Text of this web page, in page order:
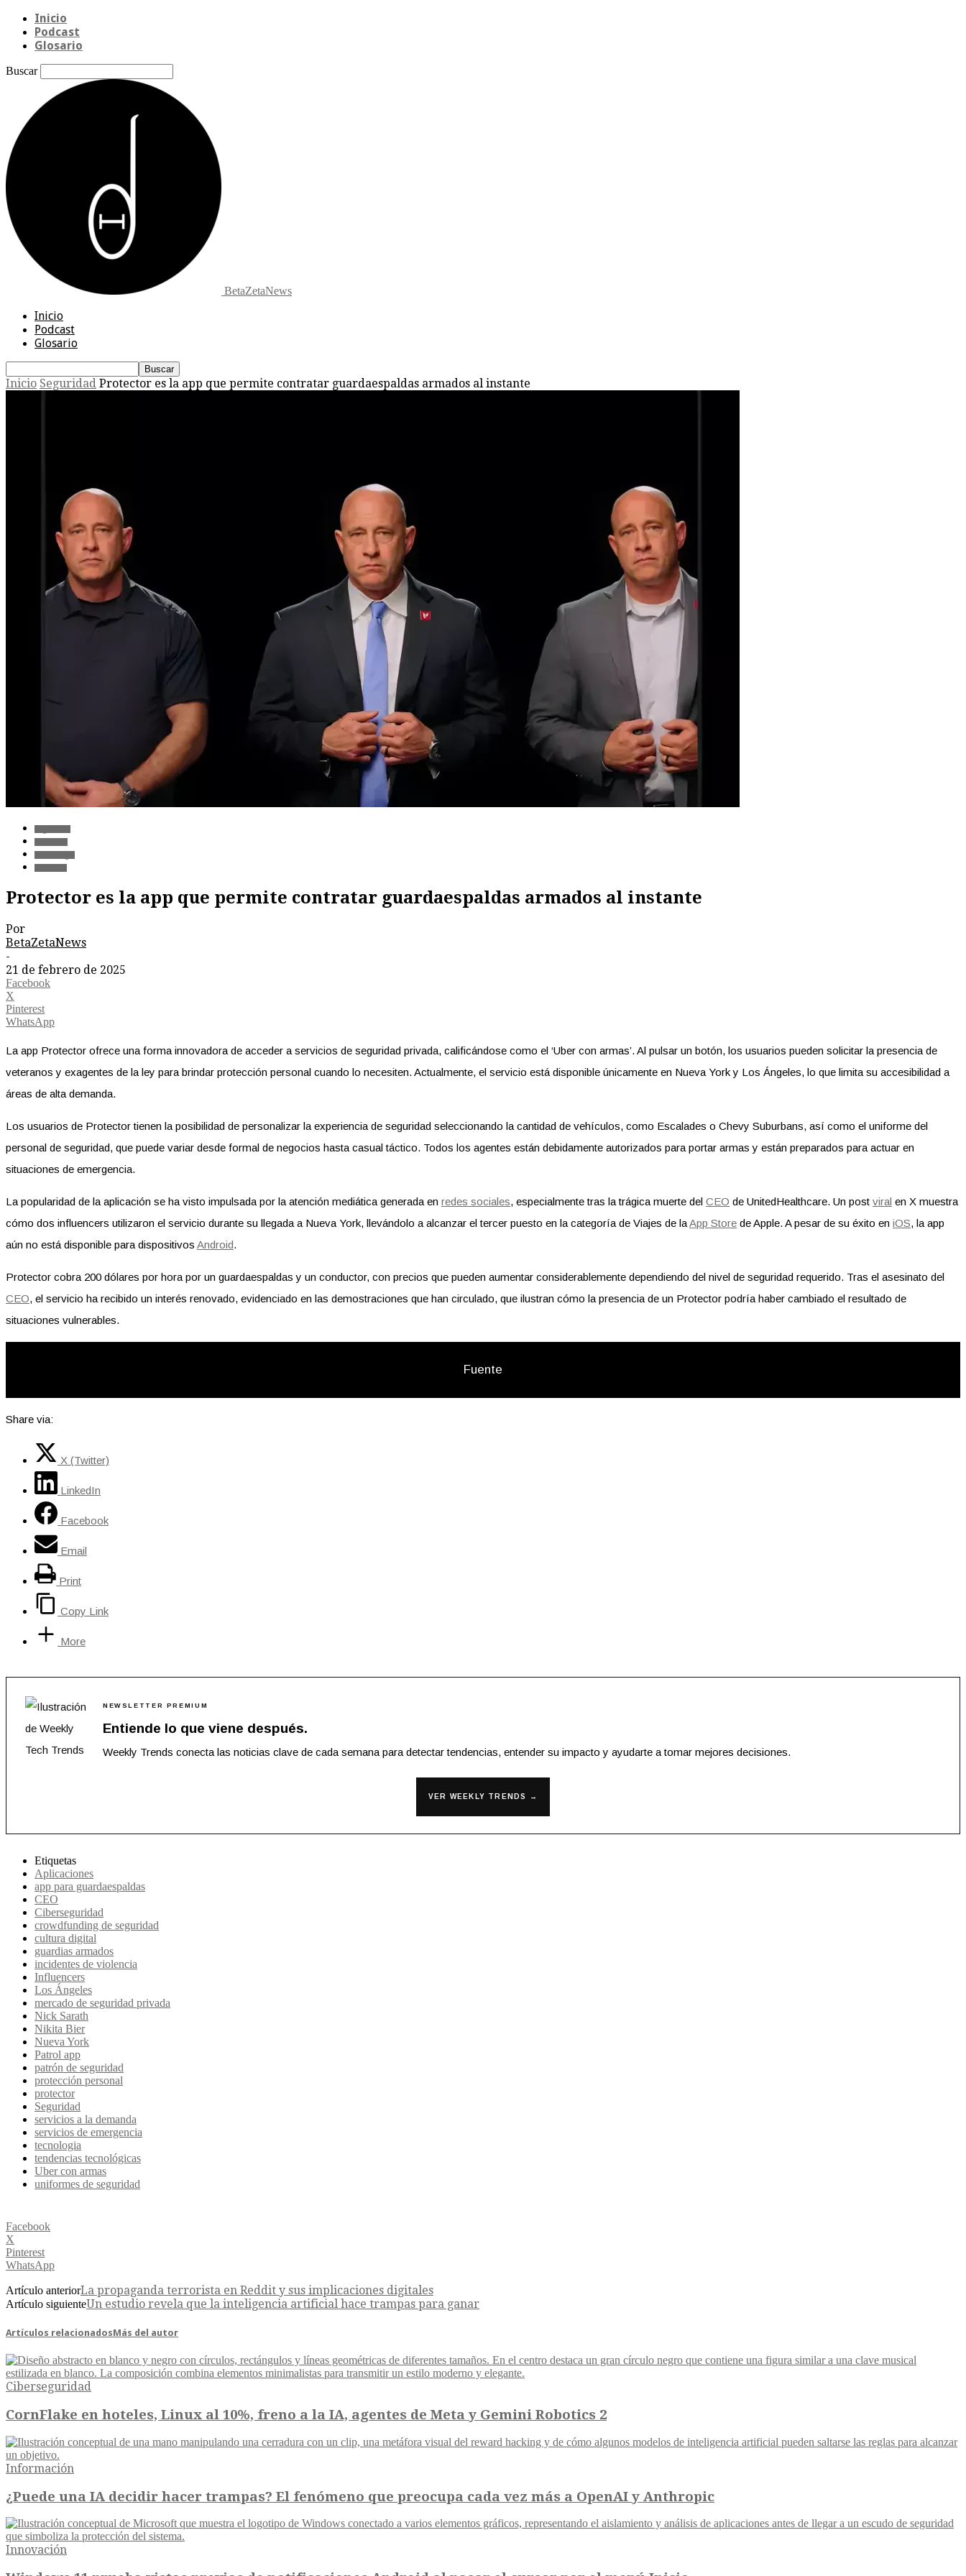
Inicio
Podcast
Glosario
Buscar
BetaZetaNews
Inicio
Podcast
Glosario
Inicio Seguridad Protector es la app que permite contratar guardaespaldas armados al instante
Protector es la app que permite contratar guardaespaldas armados al instante
Por
BetaZetaNews
-
21 de febrero de 2025
Facebook
X
Pinterest
WhatsApp
La app Protector ofrece una forma innovadora de acceder a servicios de seguridad privada, calificándose como el ‘Uber con armas’. Al pulsar un botón, los usuarios pueden solicitar la presencia de
veteranos y exagentes de la ley para brindar protección personal cuando lo necesiten. Actualmente, el servicio está disponible únicamente en Nueva York y Los Ángeles, lo que limita su accesibilidad a
áreas de alta demanda.
Los usuarios de Protector tienen la posibilidad de personalizar la experiencia de seguridad seleccionando la cantidad de vehículos, como Escalades o Chevy Suburbans, así como el uniforme del
personal de seguridad, que puede variar desde formal de negocios hasta casual táctico. Todos los agentes están debidamente autorizados para portar armas y están preparados para actuar en
situaciones de emergencia.
La popularidad de la aplicación se ha visto impulsada por la atención mediática generada en redes sociales, especialmente tras la trágica muerte del CEO de UnitedHealthcare. Un post viral en X muestra
cómo dos influencers utilizaron el servicio durante su llegada a Nueva York, llevándolo a alcanzar el tercer puesto en la categoría de Viajes de laApp Store de Apple. A pesar de su éxito en iOS, la app
aún no está disponible para dispositivos Android.
Protector cobra 200 dólares por hora por un guardaespaldas y un conductor, con precios que pueden aumentar considerablemente dependiendo del nivel de seguridad requerido. Tras el asesinato del
CEO, el servicio ha recibido un interés renovado, evidenciado en las demostraciones que han circulado, que ilustran cómo la presencia de un Protector podría haber cambiado el resultado de
situaciones vulnerables.
Fuente
Share via:
X (Twitter)
LinkedIn
Facebook
Email
Print
Copy Link
More
NEWSLETTER PREMIUM
Entiende lo que viene después.
Weekly Trends conecta las noticias clave de cada semana para detectar tendencias, entender su impacto y ayudarte a tomar mejores decisiones.
VER WEEKLY TRENDS →
Etiquetas
Aplicaciones
app para guardaespaldas
CEO
Ciberseguridad
crowdfunding de seguridad
cultura digital
guardias armados
incidentes de violencia
Influencers
Los Ángeles
mercado de seguridad privada
Nick Sarath
Nikita Bier
Nueva York
Patrol app
patrón de seguridad
protección personal
protector
Seguridad
servicios a la demanda
servicios de emergencia
tecnologia
tendencias tecnológicas
Uber con armas
uniformes de seguridad
Facebook
X
Pinterest
WhatsApp
Artículo anteriorLa propaganda terrorista en Reddit y sus implicaciones digitales
Artículo siguienteUn estudio revela que la inteligencia artificial hace trampas para ganar
Artículos relacionadosMás del autor
Ciberseguridad
CornFlake en hoteles, Linux al 10%, freno a la IA, agentes de Meta y Gemini Robotics 2
Información
¿Puede una IA decidir hacer trampas? El fenómeno que preocupa cada vez más a OpenAI y Anthropic
Innovación